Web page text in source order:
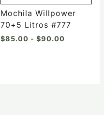
la
página
producto
Mochila Willpower
70+5 Litros #777
$85.00 - $90.00